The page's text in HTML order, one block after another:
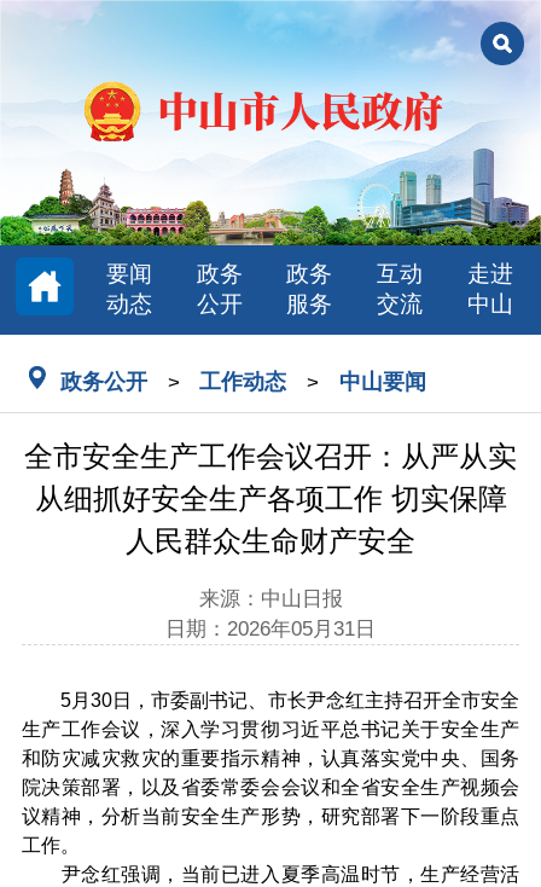
要闻
动态
政务
公开
政务
服务
互动
交流
走进
中山
政务公开 > 工作动态 > 中山要闻
全市安全生产工作会议召开：从严从实
从细抓好安全生产各项工作 切实保障
人民群众生命财产安全
来源：中山日报
日期：2026年05月31日
5月30日，市委副书记、市长尹念红主持召开全市安全
生产工作会议，深入学习贯彻习近平总书记关于安全生产
和防灾减灾救灾的重要指示精神，认真落实党中央、国务
院决策部署，以及省委常委会会议和全省安全生产视频会
议精神，分析当前安全生产形势，研究部署下一阶段重点
工作。
尹念红强调，当前已进入夏季高温时节，生产经营活